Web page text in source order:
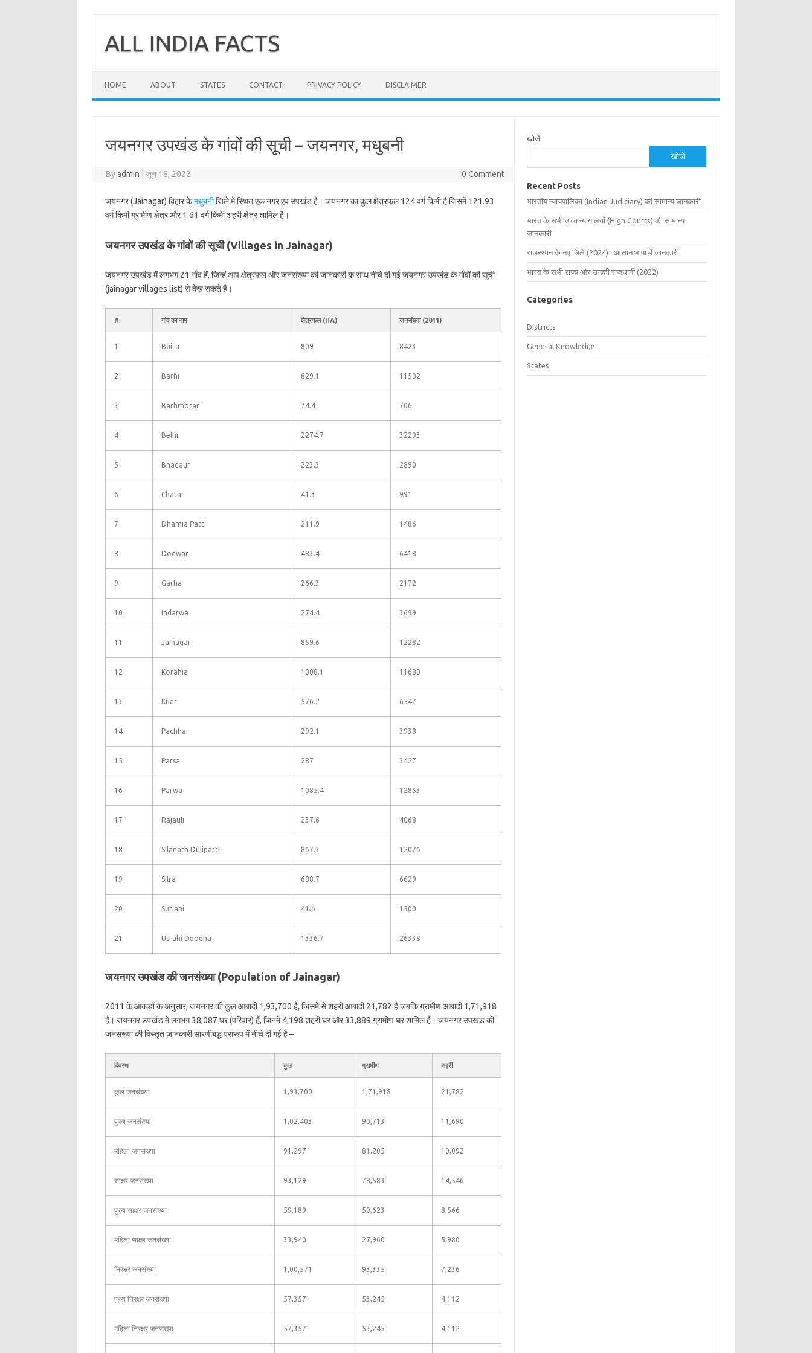
contentALL INDIA FACTS
HOME ABOUT STATES CONTACT PRIVACY POLICY DISCLAIMER
जयनगर उपखंड के गांवों की सूची – जयनगर, मधुबनी
Byadmin जून 18, 2022 0 Comment
जयनगर (Jainagar) बिहार केमधुबनीजिले में स्थित एक नगर एवं उपखंड है। जयनगर का कुल क्षेत्रफल 124 वर्ग किमी है जिसमें 121.93
वर्ग किमी ग्रामीण क्षेत्र और 1.61 वर्ग किमी शहरी क्षेत्र शामिल है।
जयनगर उपखंड के गांवों की सूची (Villages in Jainagar)
जयनगर उपखंड में लगभग 21 गाँव हैं, जिन्हें आप क्षेत्रफल और जनसंख्या की जानकारी के साथ नीचे दी गई जयनगर उपखंड के गाँवों की सूची
(jainagar villages list) से देख सकते हैं।
# गांव का नाम क्षेत्रफल (HA) जनसंख्या (2011)
1 Baira 809 8423
2 Barhi 829.1 11502
3 Barhmotar 74.4 706
4 Belhi 2274.7 32293
5 Bhadaur 223.3 2890
6 Chatar 41.3 991
7 Dhamia Patti 211.9 1486
8 Dodwar 483.4 6418
9 Garha 266.3 2172
10 Indarwa 274.4 3699
11 Jainagar 859.6 12282
12 Korahia 1008.1 11680
13 Kuar 576.2 6547
14 Pachhar 292.1 3938
15 Parsa 287 3427
16 Parwa 1085.4 12853
17 Rajauli 237.6 4068
18 Silanath Dulipatti 867.3 12076
19 Silra 688.7 6629
20 Suriahi 41.6 1500
21 Usrahi Deodha 1336.7 26338
जयनगर उपखंड की जनसंख्या (Population of Jainagar)
2011 के आंकड़ों के अनुसार, जयनगर की कुल आबादी 1,93,700 है, जिसमें से शहरी आबादी 21,782 है जबकि ग्रामीण आबादी 1,71,918
है। जयनगर उपखंड में लगभग 38,087 घर (परिवार) हैं, जिनमें 4,198 शहरी घर और 33,889 ग्रामीण घर शामिल हैं। जयनगर उपखंड की
जनसंख्या की विस्तृत जानकारी सारणीबद्ध प्रारूप में नीचे दी गई है –
विवरण कुल ग्रामीण शहरी
कुल जनसंख्या 1,93,700 1,71,918 21,782
पुरुष जनसंख्या 1,02,403 90,713 11,690
महिला जनसंख्या 91,297 81,205 10,092
साक्षर जनसंख्या 93,129 78,583 14,546
पुरुष साक्षर जनसंख्या 59,189 50,623 8,566
महिला साक्षर जनसंख्या 33,940 27,960 5,980
निरक्षर जनसंख्या 1,00,571 93,335 7,236
पुरुष निरक्षर जनसंख्या 57,357 53,245 4,112
महिला निरक्षर जनसंख्या 57,357 53,245 4,112
खोजें
खोजें
Recent Posts
भारतीय न्यायपालिका (Indian Judiciary) की सामान्य जानकारी
भारत के सभी उच्च न्यायालयों (High Courts) की सामान्य
जानकारी
राजस्थान के नए जिले (2024) : आसान भाषा में जानकारी
भारत के सभी राज्य और उनकी राजधानी (2022)
Categories
Districts
General Knowledge
States